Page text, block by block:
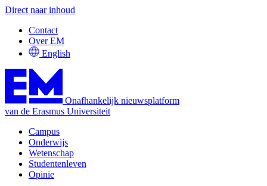
Direct naar inhoud
Contact
Over EM
English
Onafhankelijk nieuwsplatform
van de Erasmus Universiteit
Campus
Onderwijs
Wetenschap
Studentenleven
Opinie